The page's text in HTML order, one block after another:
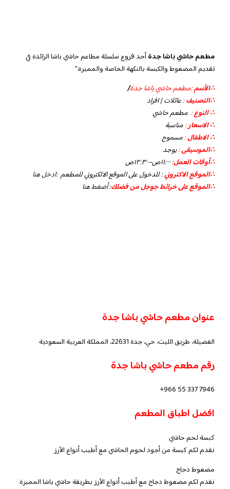
مطعم حاشي باشا جدةأحد فروع سلسلة مطاعم حاشي باشا الرائدة في
تقديم المضغوط والكبسة بالنكهة الخاصة والمميزة.”
∴الأسم:مطعم حاشي باشا جدة/
∴التصنيف:عائلات | افراد
∴ النوع: مطعم حاشي
∴ الاسعار:مناسبة
∴ الاطفال:مسموح
∴الموسيقى:يوجد
‏∴أوقات العمل: ١١:٠٠ص–١٢:٣٠ص
∴الموقع الاكتروني: للدخول على الموقع الالكتروني للمطعم :ادخل هنا
∴الموقع على خرائط جوجل من فضلك:أضغط هنا
عنوان مطعم حاشي باشا جدة
الفضيلة، طريق الليث، حي، جدة 22631، المملكة العربية السعودية
رقم مطعم حاشي باشا جدة
+966 55 337 7946
افضل اطباق المطعم
كبسة لحم حاشي
نقدم لكم كبسة من أجود لحوم الحاشي مع أطيب أنواع الأرز
مضغوط دجاج
نقدم لكم مضغوط دجاج مع أطيب أنواع الأرز بطريقة حاشي باشا المميزة